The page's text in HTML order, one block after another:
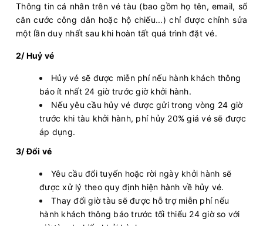
Thông tin cá nhân trên vé tàu (bao gồm họ tên, email, số
căn cước công dân hoặc hộ chiếu...) chỉ được chỉnh sửa
một lần duy nhất sau khi hoàn tất quá trình đặt vé.
2/ Huỷ vé
Hủy vé sẽ được miễn phí nếu hành khách thông
báo ít nhất 24 giờ trước giờ khởi hành.
Nếu yêu cầu hủy vé được gửi trong vòng 24 giờ
trước khi tàu khởi hành, phí hủy 20% giá vé sẽ được
áp dụng.
3/ Đổi vé
Yêu cầu đổi tuyến hoặc rời ngày khởi hành sẽ
được xử lý theo quy định hiện hành về hủy vé.
Thay đổi giờ tàu sẽ được hỗ trợ miễn phí nếu
hành khách thông báo trước tối thiểu 24 giờ so với